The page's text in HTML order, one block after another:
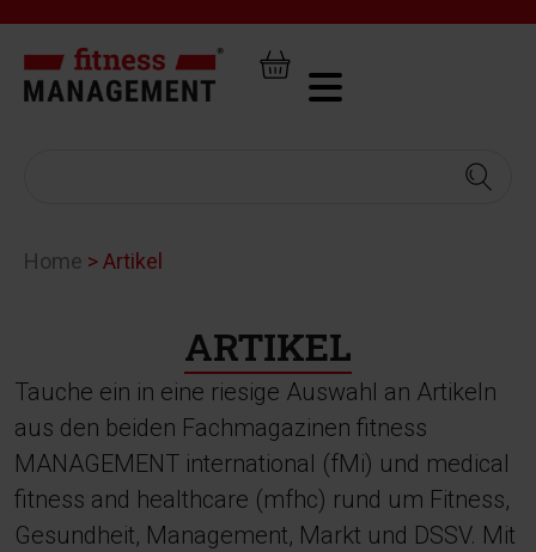
Home >Artikel
ARTIKEL
Tauche ein in eine riesige Auswahl an Artikeln
aus den beiden Fachmagazinen fitness
MANAGEMENT international (fMi) und medical
fitness and healthcare (mfhc) rund um Fitness,
Gesundheit, Management, Markt und DSSV. Mit